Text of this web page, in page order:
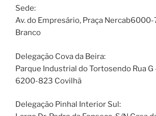
Sede:
Av. do Empresário, Praça
Branco
Delegação Cova da Beira:
Parque Industrial do Tortosendo Rua
6200-823 Covilhã
Delegação Pinhal Interior Sul: